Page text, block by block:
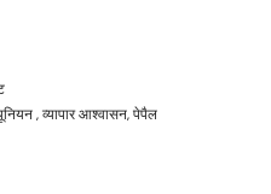
, व्यापार आश्वासन, पेपैल